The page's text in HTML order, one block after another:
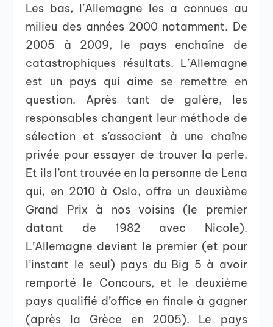
Les bas, l’Allemagne les a connues au
milieu des années 2000 notamment. De
2005 à 2009, le pays enchaîne de
catastrophiques résultats. L’Allemagne
est un pays qui aime se remettre en
question. Après tant de galère, les
responsables changent leur méthode de
sélection et s’associent à une chaîne
privée pour essayer de trouver la perle.
Et ils l’ont trouvée en la personne de Lena
qui, en 2010 à Oslo, offre un deuxième
Grand Prix à nos voisins (le premier
datant de 1982 avec Nicole).
L’Allemagne devient le premier (et pour
l’instant le seul) pays du Big 5 à avoir
remporté le Concours, et le deuxième
pays qualifié d’office en finale à gagner
(après la Grèce en 2005). Le pays